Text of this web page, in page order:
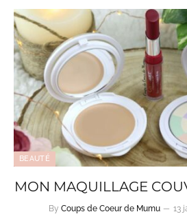
BEAUTÉ
MON MAQUILLAGE
By Coups de Coeur de Mumu 13